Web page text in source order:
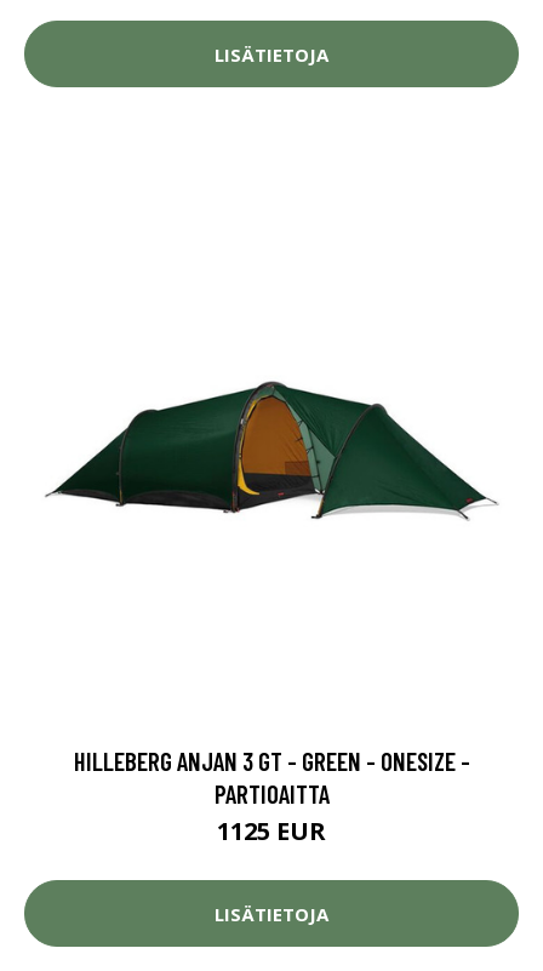
LISÄTIETOJA
HILLEBERG ANJAN 3 GT - GREEN - ONESIZE -
PARTIOAITTA
1125 EUR
LISÄTIETOJA